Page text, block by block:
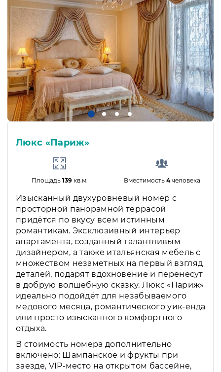
Люкс «Париж»
Площадь 139кв.м. Вместимость 4человека
Изысканный двухуровневый номер с
просторной панорамной террасой
придётся по вкусу всем истинным
романтикам. Эксклюзивный интерьер
апартамента, созданный талантливым
дизайнером, а также итальянская мебель с
множеством незаметных на первый взгляд
деталей, подарят вдохновение и перенесут
в добрую волшебную сказку. Люкс «Париж»
идеально подойдёт для незабываемого
медового месяца, романтического уик-енда
или просто изысканного комфортного
отдыха.
В стоимость номера дополнительно
включено: Шампанское и фрукты при
заезде, VIP-место на открытом бассейне,